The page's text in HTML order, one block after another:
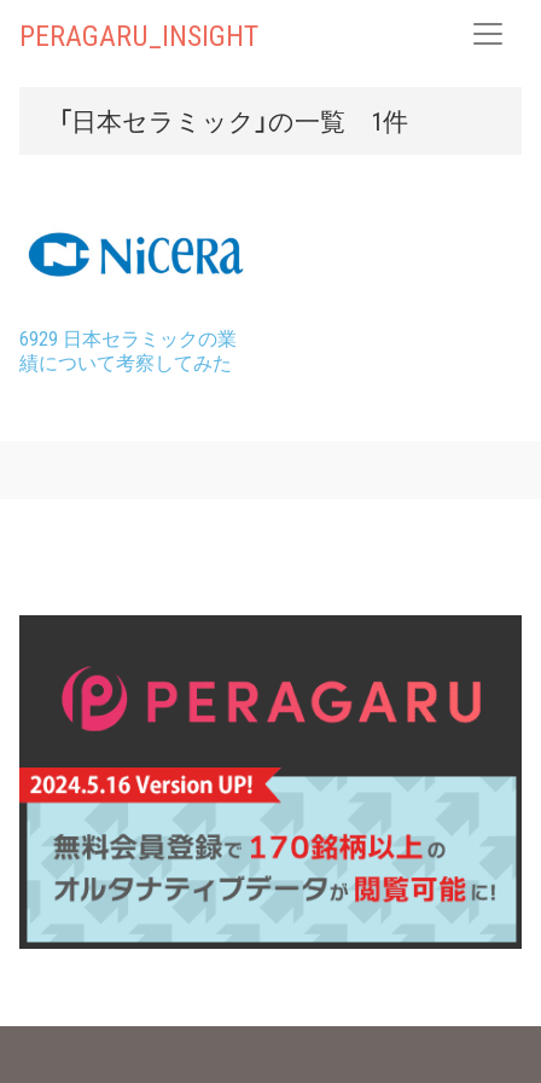
PERAGARU_INSIGHT
「日本セラミック」の一覧 1件
6929 日本セラミックの業
績について考察してみた